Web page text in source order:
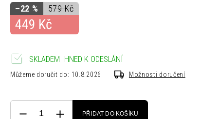
579 Kč
–22 %
449 Kč
SKLADEM IHNED K ODESLÁNÍ
Můžeme doručit do: 10.8.2026 Možnosti doručení
PŘIDAT DO KOŠÍKU